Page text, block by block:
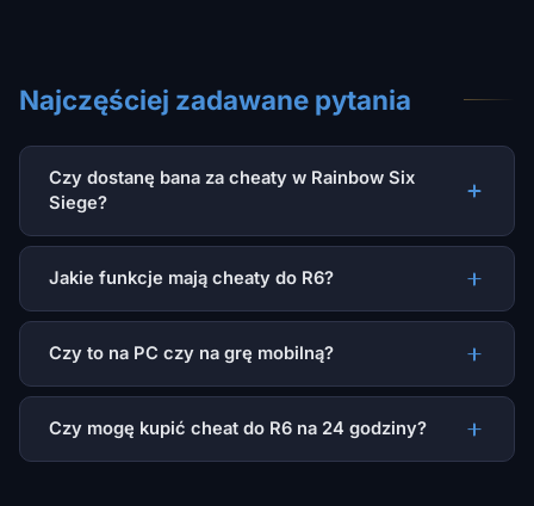
Najczęściej zadawane pytania
Czy dostanę bana za cheaty w Rainbow Six
Siege?
Jakie funkcje mają cheaty do R6?
Czy to na PC czy na grę mobilną?
Czy mogę kupić cheat do R6 na 24 godziny?